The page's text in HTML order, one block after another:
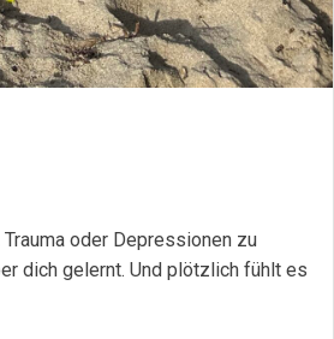
oder Depressionen zu
dich gelernt. Und plötzlich fühlt es